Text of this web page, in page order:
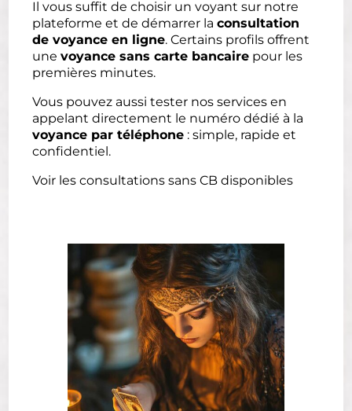
Il vous suffit de choisir un voyant sur notre
plateforme et de démarrer laconsultation
de voyance en ligne. Certains profils offrent
unevoyance sans carte bancaire pour les
premières minutes.
Vous pouvez aussi tester nos services en
appelant directement le numéro dédié à la
voyance par téléphone : simple, rapide et
confidentiel.
Voir les consultations sans CB disponibles